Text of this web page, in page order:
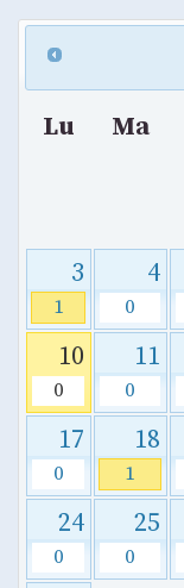
Lu Ma
3
1
4
0
10
0
11
0
17
0
18
1
24
0
25
0